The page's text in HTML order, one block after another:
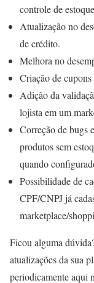
controle de
Atualização no
de crédito.
Melhora no
Criação de
Adição da
lojista em um
Correção de bugs
produtos sem
quando
Possibilidade de
CPF/CNPJ já
marketplace/
Ficou alguma
atualizações da sua
periodicamente aqui